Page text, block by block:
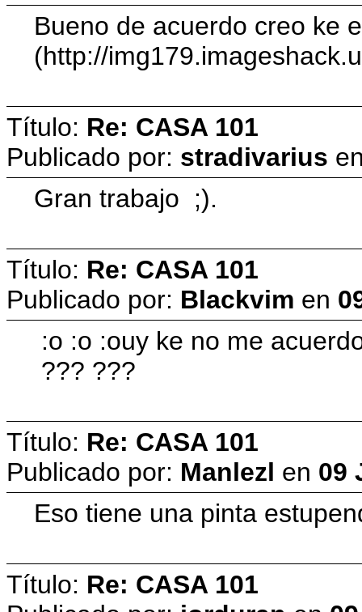
Bueno de acuerdo creo ke
(http://
Título: Re: CASA 101
Publicado por: stradivarius
Gran trabajo ;).
Título: Re: CASA 101
Publicado por: Blackvim en
:o :o :ouy ke no me
??? ???
Título: Re: CASA 101
Publicado por: Manlezl en 09
Eso tiene una pinta
Título: Re: CASA 101